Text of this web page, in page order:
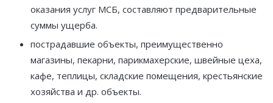
оказания услуг МСБ, составляют предварительные
суммы ущерба.
пострадавшие объекты, преимущественно
магазины, пекарни, парикмахерские, швейные цеха,
кафе, теплицы, складские помещения, крестьянские
хозяйства и др. объекты.